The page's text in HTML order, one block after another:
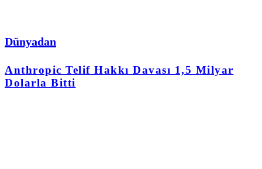
Dünyadan
Anthropic Telif Hakkı Davası 1,5 Milyar
Dolarla Bitti